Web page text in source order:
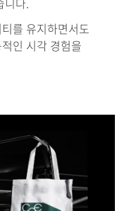
를 유지하면서도
인 시각 경험을